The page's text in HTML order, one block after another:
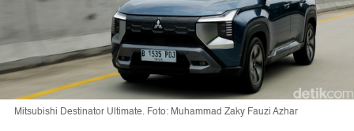
Mitsubishi Destinator Ultimate. Foto: Muhammad Zaky Fauzi Azhar